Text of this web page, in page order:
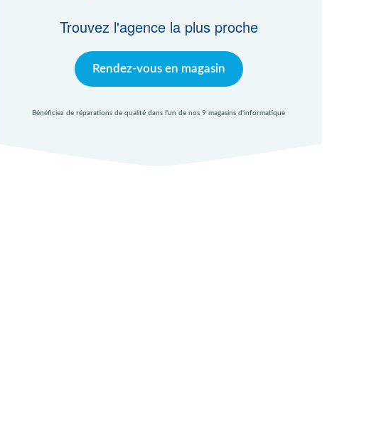
Trouvez l'agence la plus proche
Rendez-vous en magasin
Bénéficiez de réparations de qualité dans l'un de nos 9 magasins d'informatique